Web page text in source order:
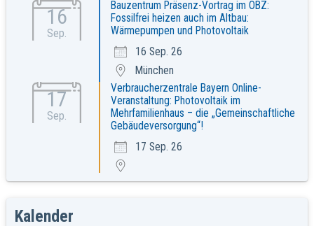
16
Sep.
Bauzentrum Präsenz-Vortrag im ÖBZ:
Fossilfrei heizen auch im Altbau:
Wärmepumpen und Photovoltaik
16 Sep. 26
München
17
Sep.
Verbraucherzentrale Bayern Online-
Veranstaltung: Photovoltaik im
Mehrfamilienhaus – die „Gemeinschaftliche
Gebäudeversorgung“!
17 Sep. 26
Kalender